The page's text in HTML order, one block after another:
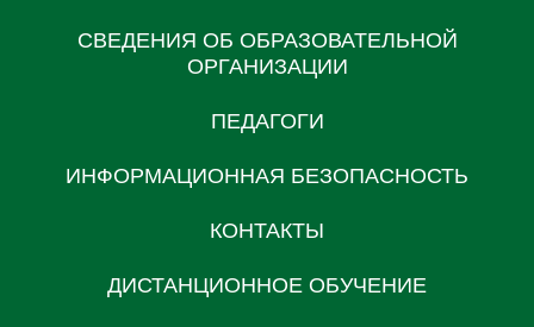
СВЕДЕНИЯ ОБ ОБРАЗОВАТЕЛЬНОЙ
ОРГАНИЗАЦИИ
ПЕДАГОГИ
ИНФОРМАЦИОННАЯ БЕЗОПАСНОСТЬ
КОНТАКТЫ
ДИСТАНЦИОННОЕ ОБУЧЕНИЕ